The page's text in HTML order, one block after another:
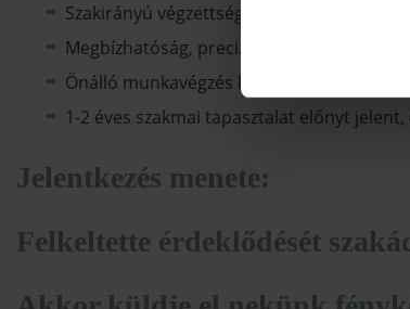
Szakirányú végzettség, vagy több éves
Megbízhatóság, precizitás,
Önálló munkavégzés képessége, de
1-2 éves szakmai tapasztalat előnyt
Jelentkezés menete:
Felkeltette érdeklődését